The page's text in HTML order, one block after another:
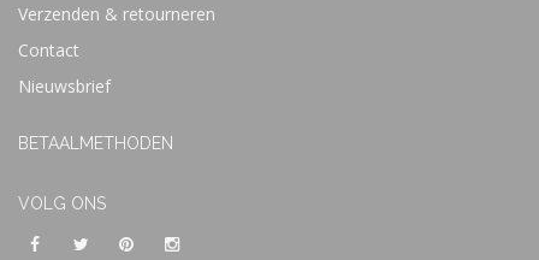
Verzenden & retourneren
Contact
Nieuwsbrief
BETAALMETHODEN
VOLG ONS